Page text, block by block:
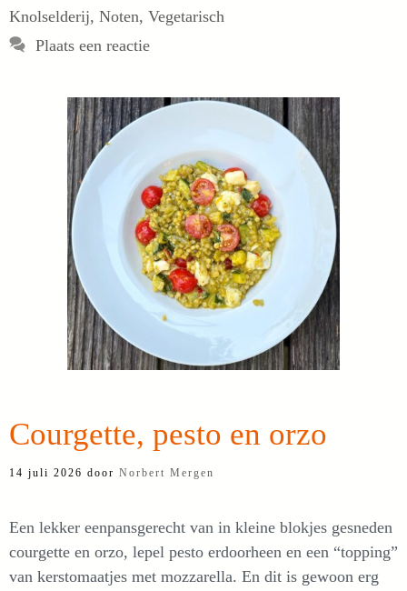
Knolselderij, Noten, Vegetarisch
Plaats een reactie
Courgette, pesto en orzo
14 juli 2026 door Norbert Mergen
Een lekker eenpansgerecht van in kleine blokjes gesneden
courgette en orzo, lepel pesto erdoorheen en een “topping”
van kerstomaatjes met mozzarella. En dit is gewoon erg